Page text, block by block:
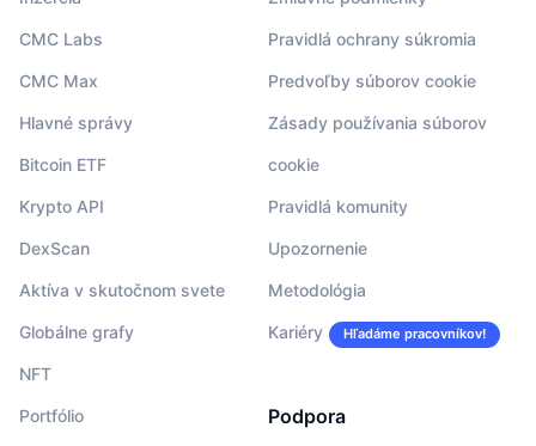
CMC Labs
CMC Max
Hlavné správy
Bitcoin ETF
Krypto API
DexScan
Aktíva v skutočnom svete
Globálne grafy
NFT
Portfólio
Pravidlá ochrany súkromia
Predvoľby súborov cookie
Zásady používania súborov
cookie
Pravidlá komunity
Upozornenie
Metodológia
Kariéry Hľadáme pracovníkov!
Podpora